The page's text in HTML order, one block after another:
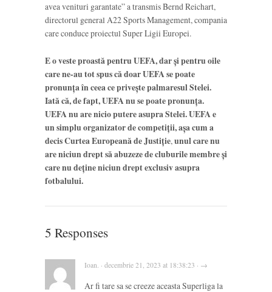
avea venituri garantate” a transmis Bernd Reichart,
directorul general A22 Sports Management, compania
care conduce proiectul Super Ligii Europei.
E o veste proastă pentru UEFA, dar și pentru oile
care ne-au tot spus că doar UEFA se poate
pronunța în ceea ce privește palmaresul Stelei.
Iată că, de fapt, UEFA nu se poate pronunța.
UEFA nu are nicio putere asupra Stelei. UEFA e
un simplu organizator de competiții, așa cum a
decis Curtea Europeană de Justiție, unul care nu
are niciun drept să abuzeze de cluburile membre și
care nu deține niciun drept exclusiv asupra
fotbalului.
5 Responses
Ioan. · decembrie 21, 2023 at 18:38:23 · →
Ar fi tare sa se creeze aceasta Superliga la